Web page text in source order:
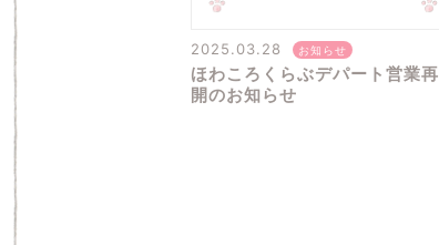
2025.03.28 お知らせ
ほわころくらぶデパート営業再
開のお知らせ